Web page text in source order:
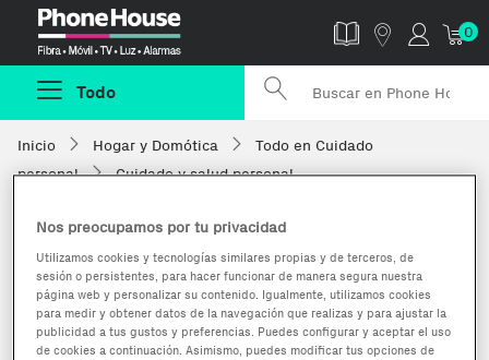
0
Todo
Inicio Hogar y Domótica
Todo en Cuidado
personal
Cuidado y salud personal
Nos preocupamos por tu privacidad
Utilizamos cookies y tecnologías similares propias y de terceros, de
sesión o persistentes, para hacer funcionar de manera segura nuestra
página web y personalizar su contenido. Igualmente, utilizamos cookies
para medir y obtener datos de la navegación que realizas y para ajustar la
publicidad a tus gustos y preferencias. Puedes configurar y aceptar el uso
de cookies a continuación. Asimismo, puedes modificar tus opciones de